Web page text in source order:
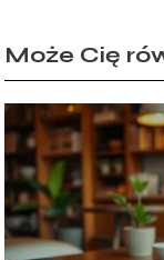
Może Cię